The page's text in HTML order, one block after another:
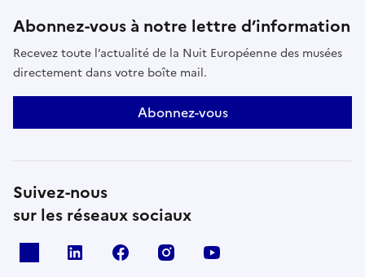
Abonnez-vous à notre lettre d’information
Recevez toute l’actualité de la Nuit Européenne des musées
directement dans votre boîte mail.
Abonnez-vous
Suivez-nous
sur les réseaux sociaux
Linkedin Facebook Instagram